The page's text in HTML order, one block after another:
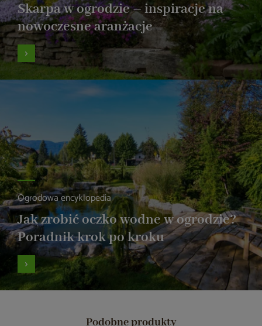
Skarpa w ogrodzie – inspiracje na
nowoczesne aranżacje
Ogrodowa encyklopedia
Jak zrobić oczko wodne w ogrodzie?
Poradnik krok po kroku
Podobne produkty